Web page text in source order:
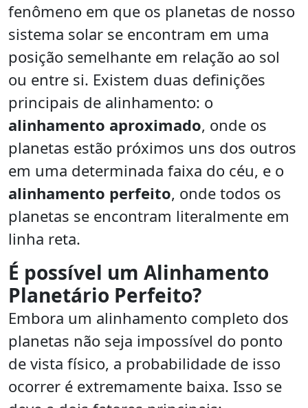
fenômeno em que os planetas de nosso
sistema solar se encontram em uma
posição semelhante em relação ao sol
ou entre si. Existem duas definições
principais de alinhamento: o
alinhamento aproximado, onde os
planetas estão próximos uns dos outros
em uma determinada faixa do céu, e o
alinhamento perfeito, onde todos os
planetas se encontram literalmente em
linha reta.
É possível um Alinhamento
Planetário Perfeito?
Embora um alinhamento completo dos
planetas não seja impossível do ponto
de vista físico, a probabilidade de isso
ocorrer é extremamente baixa. Isso se